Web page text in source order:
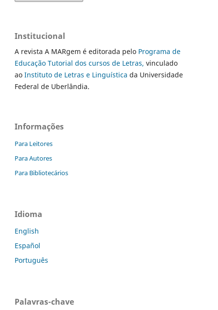
Institucional
A revista A MARgem é editorada pelo Programa de
Educação Tutorial dos cursos de Letras, vinculado
ao Instituto de Letras e Linguística da Universidade
Federal de Uberlândia.
Informações
Para Leitores
Para Autores
Para Bibliotecários
Idioma
English
Español
Português
Palavras-chave